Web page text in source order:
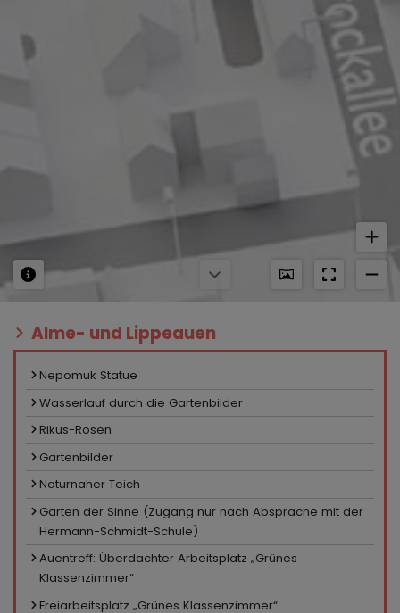
Alme- und Lippeauen
Nepomuk Statue
Wasserlauf durch die Gartenbilder
Rikus-Rosen
Gartenbilder
Naturnaher Teich
Garten der Sinne (Zugang nur nach Absprache mit der
Hermann-Schmidt-Schule)
Auentreff: Überdachter Arbeitsplatz „Grünes
Klassenzimmer“
Freiarbeitsplatz „Grünes Klassenzimmer“